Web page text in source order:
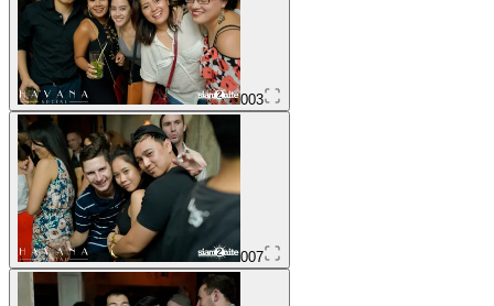
003
007